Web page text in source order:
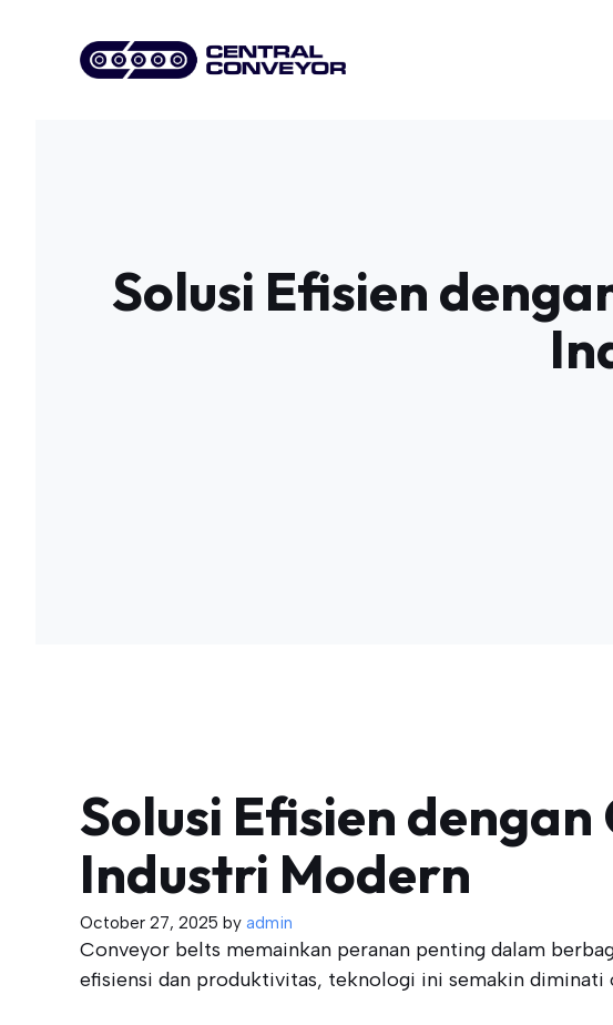
Solusi Efisien
Solusi Efisien
Industri Modern
October 27, 2025 by admin
Conveyor belts memainkan peranan penting dalam
efisiensi dan produktivitas, teknologi ini semakin diminati